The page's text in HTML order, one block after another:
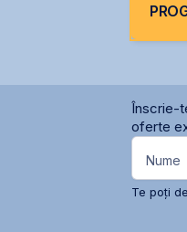
Înscrie-
oferte
Nume
Te poți